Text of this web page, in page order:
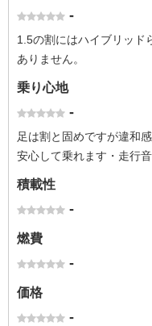
-
1.5の割にはハイブリッド
ありません。
乗り心地
-
足は割と固めですが違和
安心して乗れます・走行音
積載性
-
燃費
-
価格
-